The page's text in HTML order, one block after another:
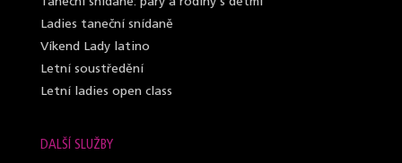
Ladies taneční snídaně
Víkend Lady latino
Letní soustředění
Letní ladies open class
DALŠÍ SLUŽBY